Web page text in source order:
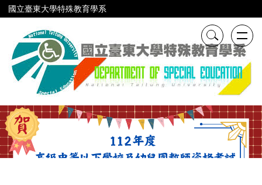
跳
到
內
容
國立臺東大學特殊教育學系